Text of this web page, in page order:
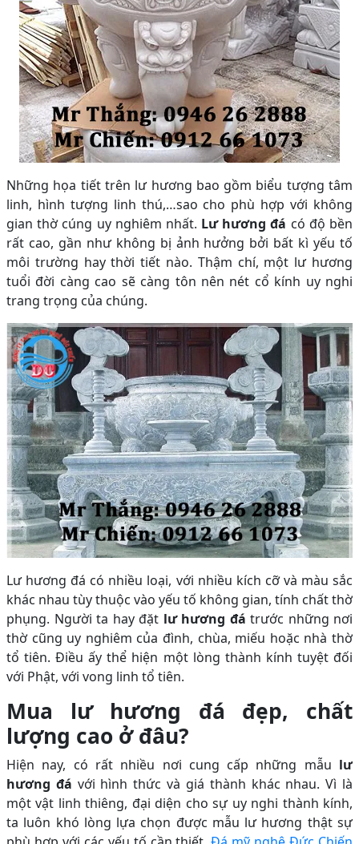
Những họa tiết trên lư hương bao gồm biểu tượng tâm
linh, hình tượng linh thú,…sao cho phù hợp với không
gian thờ cúng uy nghiêm nhất. Lư hương đá có độ bền
rất cao, gần như không bị ảnh hưởng bởi bất kì yếu tố
môi trường hay thời tiết nào. Thậm chí, một lư hương
tuổi đời càng cao sẽ càng tôn nên nét cổ kính uy nghi
trang trọng của chúng.
Lư hương đá có nhiều loại, với nhiều kích cỡ và màu sắc
khác nhau tùy thuộc vào yếu tố không gian, tính chất thờ
phụng. Người ta hay đặt lư hương đá trước những nơi
thờ cũng uy nghiêm của đình, chùa, miếu hoặc nhà thờ
tổ tiên. Điều ấy thể hiện một lòng thành kính tuyệt đối
với Phật, với vong linh tổ tiên.
Mua lư hương đá đẹp, chất
lượng cao ở đâu?
Hiện nay, có rất nhiều nơi cung cấp những mẫu lư
hương đá với hình thức và giá thành khác nhau. Vì là
một vật linh thiêng, đại diện cho sự uy nghi thành kính,
ta luôn khó lòng lựa chọn được mẫu lư hương thật sự